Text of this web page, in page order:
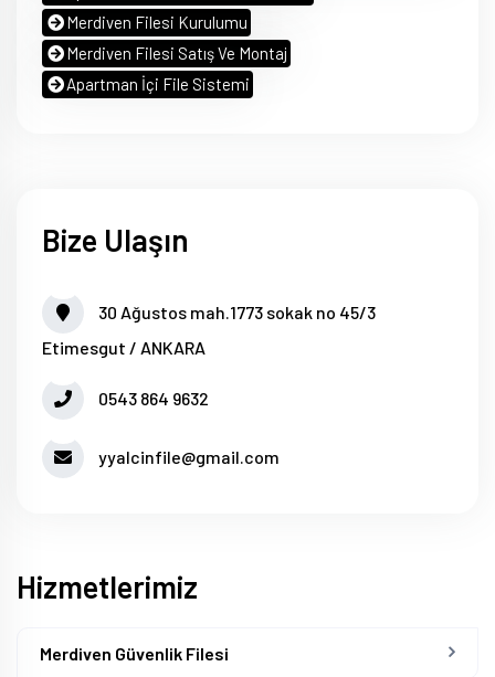
Merdiven Filesi Kurulumu
Merdiven Filesi Satış Ve Montaj
Apartman İçi File Sistemi
Bize Ulaşın
30 Ağustos mah.1773 sokak no 45/3
Etimesgut / ANKARA
0543 864 9632
yyalcinfile@gmail.com
Hizmetlerimiz
Merdiven Güvenlik Filesi